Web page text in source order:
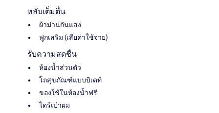
หลับเต็มตื่น
ผ้าม่านกันแสง
ฟูกเสริม (เสียค่าใช้จ่าย)
รับความสดชื่น
ห้องน้ำส่วนตัว
โถสุขภัณฑ์แบบบิเดท์
ของใช้ในห้องน้ำฟรี
ไดร์เป่าผม